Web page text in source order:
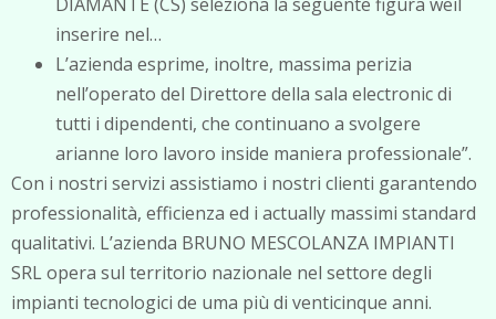
DIAMANTE (CS) seleziona la seguente figura weil
inserire nel…
L’azienda esprime, inoltre, massima perizia
nell’operato del Direttore della sala electronic di
tutti i dipendenti, che continuano a svolgere
arianne loro lavoro inside maniera professionale”.
Con i nostri servizi assistiamo i nostri clienti garantendo
professionalità, efficienza ed i actually massimi standard
qualitativi. L’azienda BRUNO MESCOLANZA IMPIANTI
SRL opera sul territorio nazionale nel settore degli
impianti tecnologici de uma più di venticinque anni.